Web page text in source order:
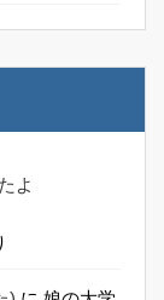
よ